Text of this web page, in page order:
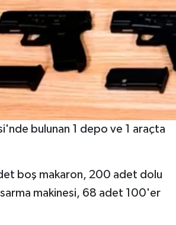
bulunan 1 depo ve 1 araçta
boş makaron, 200 adet dolu
sarma makinesi, 68 adet 100'er